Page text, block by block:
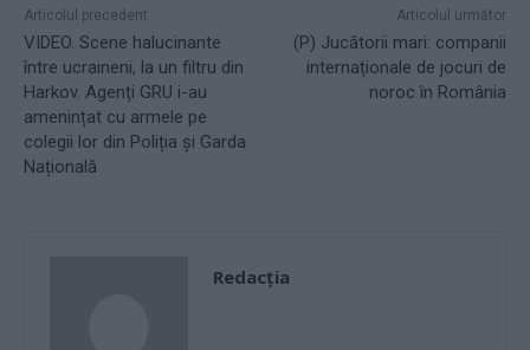
Articolul precedent
VIDEO. Scene halucinante
între ucraineni, la un filtru din
Harkov. Agenți GRU i-au
amenințat cu armele pe
colegii lor din Poliția și Garda
Națională
Articolul următor
(P) Jucătorii mari: companii
internaționale de jocuri de
noroc în România
Redacţia